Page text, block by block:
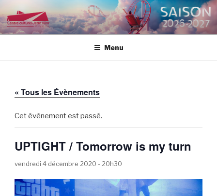
au
contenu
CENTRE CULTUREL JEAN
VILAR
Menu
« Tous les Évènements
Cet évènement est passé.
UPTIGHT / Tomorrow is my turn
vendredi 4 décembre 2020 - 20h30